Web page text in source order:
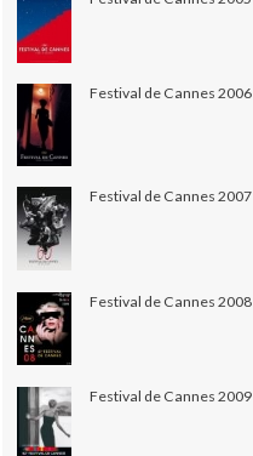
Festival de Cannes 2006
Festival de Cannes 2007
Festival de Cannes 2008
Festival de Cannes 2009